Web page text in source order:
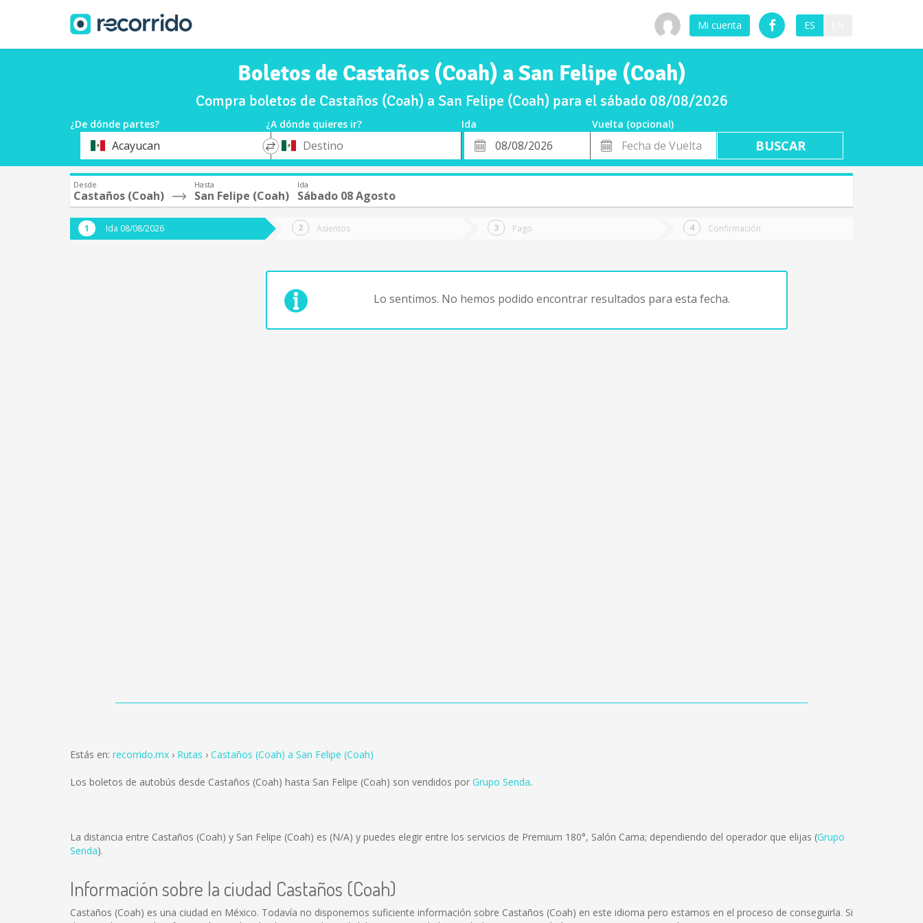
Mi cuenta ES
Boletos de Castaños (Coah) a San Felipe (Coah)
Compra boletos de Castaños (Coah) a San Felipe (Coah) para el sábado 08/08/2026
¿De dónde partes? ¿A dónde quieres ir? Ida
Vuelta (opcional)
OrigenAcayucan
*
Destino
Fecha
de
Fecha
de
Vuelta
Desde
Castaños (Coah)
Hasta
San Felipe (Coah)
Ida
Sábado 08 Agosto
Ida 08/08/2026 Asientos Pago Confirmación
Lo sentimos. No hemos podido encontrar resultados para esta fecha.
Estás en: recorrido.mx Rutas Castaños (Coah) a San Felipe (Coah)
Los boletos de autobús desde Castaños (Coah) hasta San Felipe (Coah) son vendidos por Grupo Senda.
La distancia entre Castaños (Coah) y San Felipe (Coah) es (N/A) y puedes elegir entre los servicios de Premium 180°, Salón Cama; dependiendo del operador que elijas (Grupo
Senda).
Información sobre la ciudad Castaños (Coah)
Castaños (Coah) es una ciudad en México. Todavía no disponemos suficiente información sobre Castaños (Coah) en este idioma pero estamos en el proceso de conseguirla. Si